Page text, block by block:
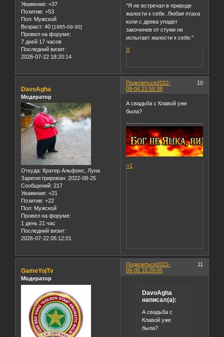
Уважение: +37
Позитив: +53
Пол: Мужской
Возраст: 40 [1985-09-30]
Провел на форуме:
7 дней 17 часов
Последний визит:
2026-07-22 18:20:14
"Я не встречал в природе
жалости к себе. Любая птаха
коли с древа упадет
закоченев от стужи не
испытает жалости к себе."
0
Поделиться 10
2022-
09-04 21:58:38
DavoAgha
Модератор
Откуда: Кратер Альфонс, Луна
Зарегистрирован: 2022-08-25
Сообщений: 217
Уважение: +21
Позитив: +22
Пол: Мужской
Провел на форуме:
1 день 21 час
Последний визит:
2026-07-22 05:12:01
А свадьба с Клавой уже
была?
+1
Поделиться 11
2022-
09-05 15:29:05
GameYojTv
Модератор
DavoAgha
написал(а):
А свадьба с
Клавой уже
была?